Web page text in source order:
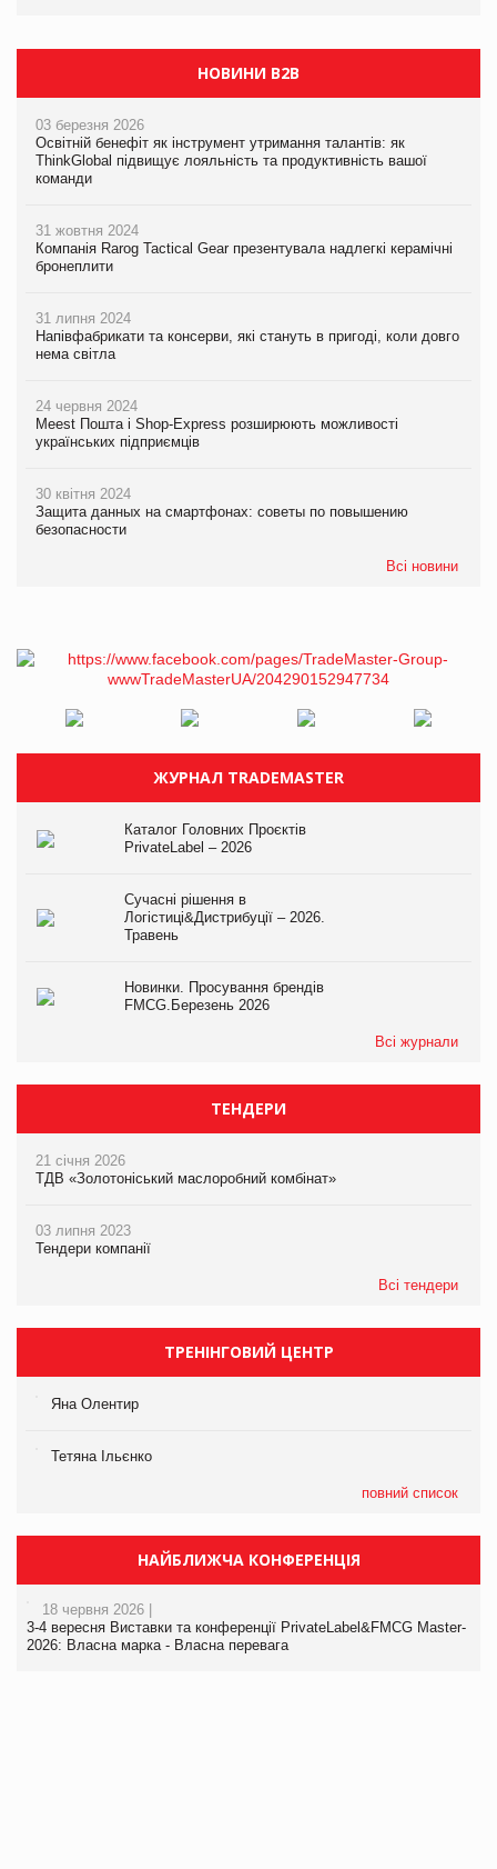
НОВИНИ B2B
03 березня 2026
Освітній бенефіт як інструмент утримання талантів: як
ThinkGlobal підвищує лояльність та продуктивність вашої
команди
31 жовтня 2024
Компанія Rarog Tactical Gear презентувала надлегкі керамічні
бронеплити
31 липня 2024
Напівфабрикати та консерви, які стануть в пригоді, коли довго
нема світла
24 червня 2024
Meest Пошта і Shop-Express розширюють можливості
українських підприємців
30 квітня 2024
Защита данных на смартфонах: советы по повышению
безопасности
Всі новини
ЖУРНАЛ TRADEMASTER
Каталог Головних Проєктів
PrivateLabel – 2026
Сучасні рішення в
Логістиці&Дистрибуції – 2026.
Травень
Новинки. Просування брендів
FMCG.Березень 2026
Всі журнали
ТЕНДЕРИ
21 січня 2026
ТДВ «Золотоніський маслоробний комбінат»
03 липня 2023
Тендери компанії
Всі тендери
ТРЕНІНГОВИЙ ЦЕНТР
Яна Олентир
Тетяна Ільєнко
повний список
НАЙБЛИЖЧА КОНФЕРЕНЦІЯ
18 червня 2026 |
3-4 вересня Виставки та конференції PrivateLabel&FMCG Master-
2026: Власна марка - Власна перевага